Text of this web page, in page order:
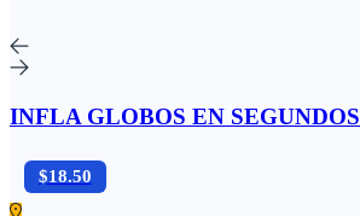
INFLA GLOBOS EN SEGUNDOS
$18.50